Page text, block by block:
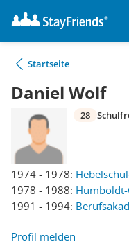
Startseite
Daniel Wolf
1974 - 1978:
1978 - 1988:
1991 - 1994:
28
Profil melden